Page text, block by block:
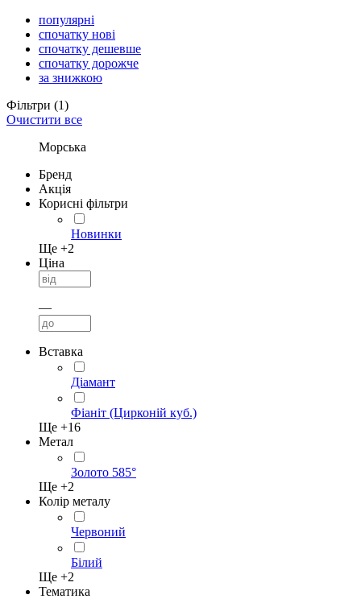
популярні
спочатку нові
спочатку дешевше
спочатку дорожче
за знижкою
Фільтри (1)
Очистити все
Морська
Бренд
Акція
Корисні фільтри
Новинки
Ще +2
Ціна
—
Вставка
Діамант
Фіаніт (Цирконій куб.)
Ще +16
Метал
Золото 585°
Ще +2
Колір металу
Червоний
Білий
Ще +2
Тематика